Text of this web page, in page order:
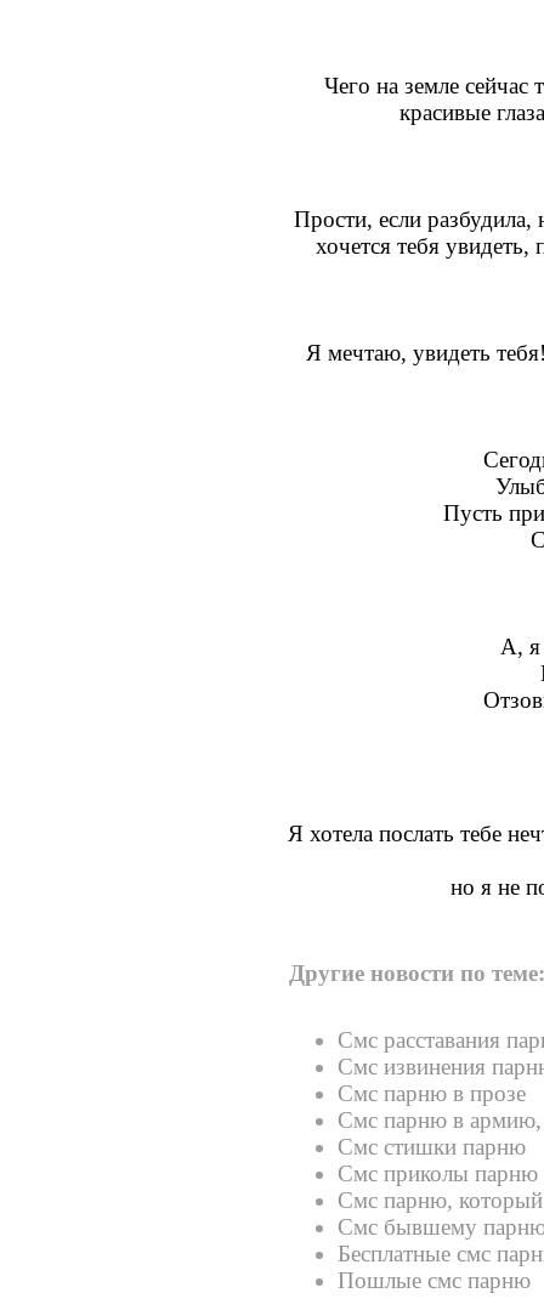
Чего на земле сейчас
красивые
Прости, если
хочется тебя
Я мечтаю, увидеть
Пусть
А, я
Я хотела послать тебе
но я не
Другие новости по теме:
Смс расставания
Смс извинения
Смс парню в прозе
Смс парню в армию,
Смс стишки парню
Смс приколы парню
Смс парню, который
Смс бывшему
Бесплатные смс
Пошлые смс парню